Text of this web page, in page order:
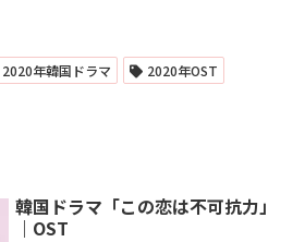
2020年韓国ドラマ 2020年OST
韓国ドラマ「この恋は不可抗力」
｜OST